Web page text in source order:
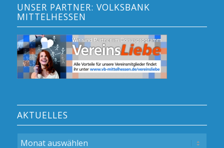
UNSER PARTNER: VOLKSBANK
MITTELHESSEN
AKTUELLES